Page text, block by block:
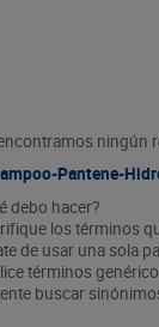
ningún
Pantene-
debo hacer?
los términos
de usar una sola
términos
buscar